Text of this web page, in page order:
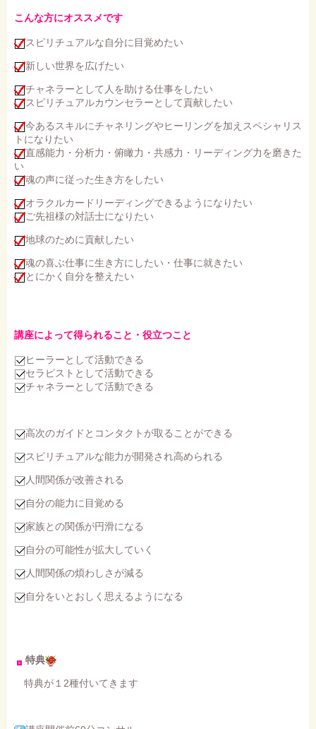
こんな方にオススメです
スピリチュアルな自分に目覚めたい
新しい世界を広げたい
チャネラーとして人を助ける仕事をしたい
スピリチュアルカウンセラーとして貢献したい
今あるスキルにチャネリングやヒーリングを加えスペシャリス
トになりたい
直感能力・分析力・俯瞰力・共感力・リーディング力を磨きた
い
魂の声に従った生き方をしたい
オラクルカードリーディングできるようになりたい
ご先祖様の対話士になりたい
地球のために貢献したい
魂の喜ぶ仕事に生き方にしたい・仕事に就きたい
とにかく自分を整えたい
講座によって得られること・役立つこと
ヒーラーとして活動できる
セラピストとして活動できる
チャネラーとして活動できる
高次のガイドとコンタクトが取ることができる
スピリチュアルな能力が開発され高められる
人間関係が改善される
自分の能力に目覚める
家族との関係が円滑になる
自分の可能性が拡大していく
人間関係の煩わしさが減る
自分をいとおしく思えるようになる
特典
特典が１2種付いてきます